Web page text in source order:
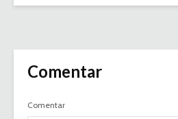
Comentar
Comentar